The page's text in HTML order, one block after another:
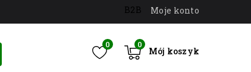
B2B Moje konto
0
Mój koszyk
0